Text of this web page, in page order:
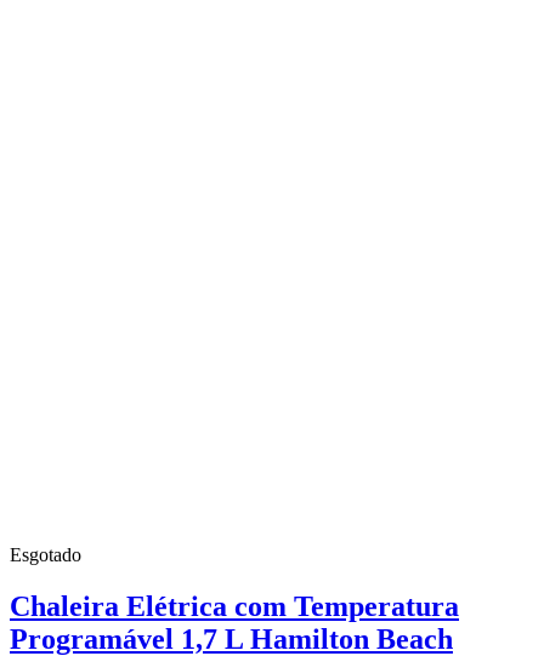
Esgotado
Chaleira Elétrica com Temperatura
Programável 1,7 L Hamilton Beach